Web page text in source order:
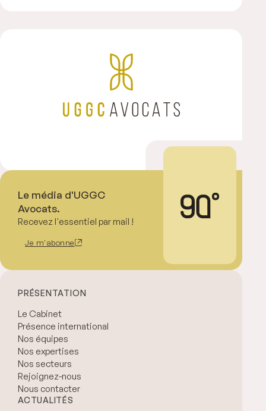
Le média d'UGGC
Avocats.
Recevez l'essentiel par mail !
Je m'abonne
PRÉSENTATION
Le Cabinet
Présence international
Nos équipes
Nos expertises
Nos secteurs
Rejoignez-nous
Nous contacter
ACTUALITÉS